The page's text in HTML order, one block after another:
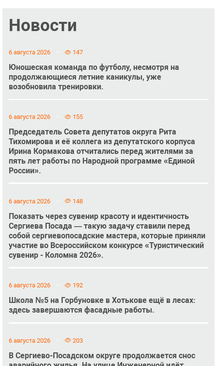
Новости
6 августа 2026 147
Юношеская команда по футболу, несмотря на
продолжающиеся летние каникулы, уже
возобновила тренировки.
6 августа 2026 155
Председатель Совета депутатов округа Рита
Тихомирова и её коллега из депутатского корпуса
Ирина Кормакова отчитались перед жителями за
пять лет работы по Народной программе «Единой
России».
6 августа 2026 148
Показать через сувенир красоту и идентичность
Сергиева Посада — такую задачу ставили перед
собой сергиевопосадские мастера, которые приняли
участие во Всероссийском конкурсе «Туристический
сувенир - Коломна 2026».
6 августа 2026 192
Школа №5 на Горбуновке в Хотькове ещё в лесах:
здесь завершаются фасадные работы.
6 августа 2026 203
В Сергиево-Посадском округе продолжается снос